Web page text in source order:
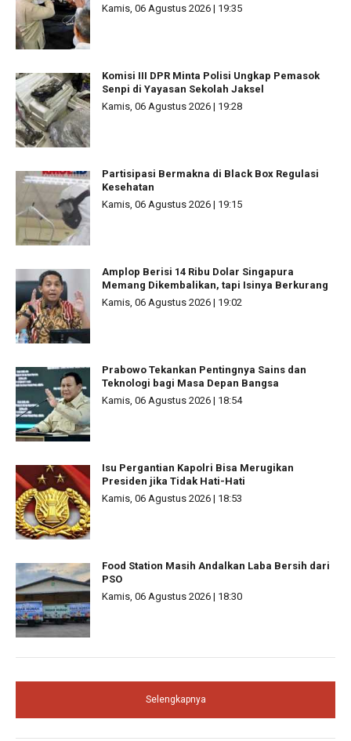
Kamis, 06 Agustus 2026 | 19:35
Komisi III DPR Minta Polisi Ungkap Pemasok
Senpi di Yayasan Sekolah Jaksel
Kamis, 06 Agustus 2026 | 19:28
Partisipasi Bermakna di Black Box Regulasi
Kesehatan
Kamis, 06 Agustus 2026 | 19:15
Amplop Berisi 14 Ribu Dolar Singapura
Memang Dikembalikan, tapi Isinya Berkurang
Kamis, 06 Agustus 2026 | 19:02
Prabowo Tekankan Pentingnya Sains dan
Teknologi bagi Masa Depan Bangsa
Kamis, 06 Agustus 2026 | 18:54
Isu Pergantian Kapolri Bisa Merugikan
Presiden jika Tidak Hati-Hati
Kamis, 06 Agustus 2026 | 18:53
Food Station Masih Andalkan Laba Bersih dari
PSO
Kamis, 06 Agustus 2026 | 18:30
Selengkapnya